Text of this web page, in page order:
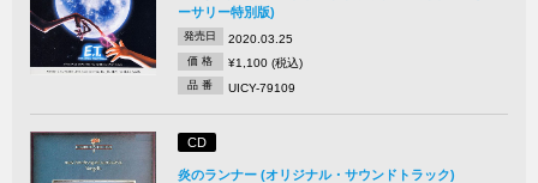
ーサリー特別版)
発売日 2020.03.25
価 格 ¥1,100 (税込)
品 番 UICY-79109
CD
炎のランナー (オリジナル・サウンドトラック)